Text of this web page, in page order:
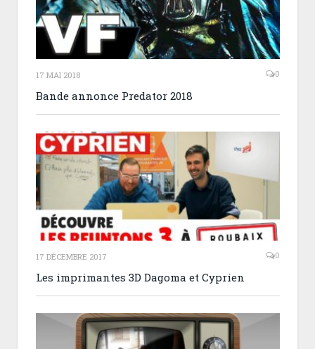
17 MAI 2018 0
Bande annonce Predator 2018
17 DÉCEMBRE 2017 0
Les imprimantes 3D Dagoma et Cyprien